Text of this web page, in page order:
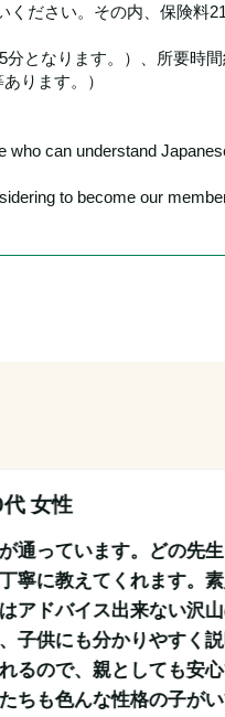
ださい。その内、保険料
となります。）、所要時
ります。）
can understand
to become our
女性
通っています。どの先
寧に教えてくれます。
アドバイス出来ない沢
子供にも分かりやすく
るので、親としても安心
ちも色んな性格の子が